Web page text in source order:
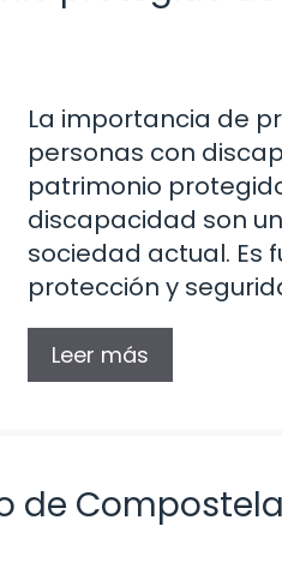
La importancia de
personas con
patrimonio
discapacidad son
sociedad actual. Es
protección y
Leer más
de